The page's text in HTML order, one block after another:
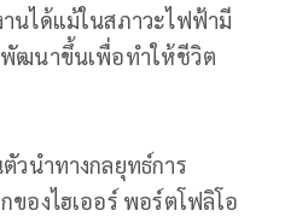
นได้แม้ในสภาวะไฟฟ้ามี
ฒนาขึ้นเพื่อทำให้ชีวิต
วนำทางกลยุทธ์การ
องไฮเออร์ พอร์ตโฟลิโอ